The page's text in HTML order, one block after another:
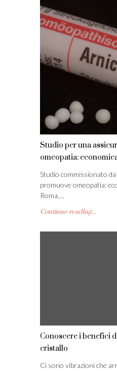
Studio per una
omeopatia:
Studio commissionato
promuove omeopatia:
Roma,…
Continue reading...
Conoscere i benefici
cristallo
Ci sono vibrazioni che